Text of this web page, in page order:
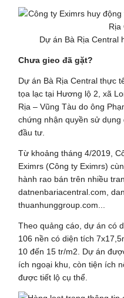
Dự án Bà Rịa Central
Chưa gieo đã gặt?
Dự án Bà Rịa Central thực
tọa lạc tại Hương lộ 2, xã
Rịa – Vũng Tàu do ông
chứng nhận quyền sử
đầu tư.
Từ khoảng tháng 4/2019,
Eximrs (Công ty Eximrs)
hành rao bán trên nhiều
datnenbariacentral.com,
thuanhunggroup.com...
Theo quảng cáo, dự án có
106 nền có diện tích
10 đến 15 tr/m2. Dự án
ích ngoại khu, còn tiện ích
được tiết lộ cụ thể.